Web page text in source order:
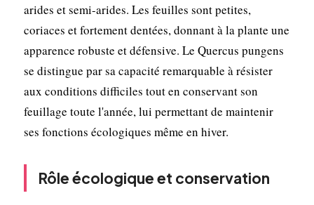
arides et semi-arides. Les feuilles sont petites,
coriaces et fortement dentées, donnant à la plante une
apparence robuste et défensive. Le Quercus pungens
se distingue par sa capacité remarquable à résister
aux conditions difficiles tout en conservant son
feuillage toute l'année, lui permettant de maintenir
ses fonctions écologiques même en hiver.
Rôle écologique et conservation